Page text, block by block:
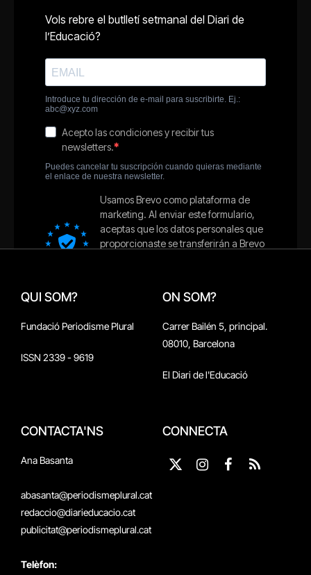
QUI SOM?
Fundació Periodisme Plural
ISSN 2339 - 9619
ON SOM?
Carrer Bailén 5, principal.
08010, Barcelona
El Diari de l'Educació
CONTACTA'NS
Ana Basanta
abasanta@periodismeplural.cat
redaccio@diarieducacio.cat
publicitat@periodismeplural.cat
Telèfon:
CONNECTA
X
Instagram
Facebook
RSS